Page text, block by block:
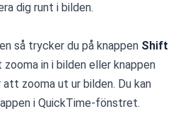
dig runt i bilden.
så trycker du på knappen Shift
zooma ut ur bilden. Du kan
i QuickTime-fönstret.